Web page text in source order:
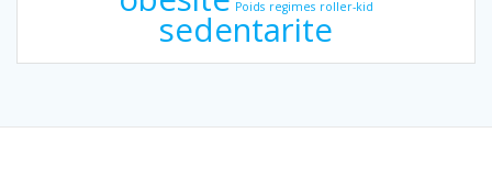
Poids regimes roller-kid
sedentarite